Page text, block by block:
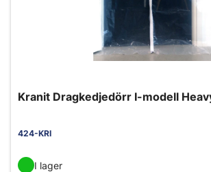
Kranit Dragkedjedörr I-modell
424-KRI
I lager